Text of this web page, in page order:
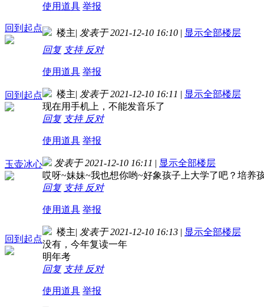
使用道具 举报
回到起点 楼主| 发表于 2021-12-10 16:10 | 显示全部楼层
回复 支持 反对
使用道具 举报
回到起点 楼主| 发表于 2021-12-10 16:11 | 显示全部楼层
现在用手机上，不能发音乐了
回复 支持 反对
使用道具 举报
玉壶冰心 发表于 2021-12-10 16:11 | 显示全部楼层
哎呀~妹妹~我也想你哟~好象孩子上大学了吧？培养
回复 支持 反对
使用道具 举报
回到起点
楼主| 发表于 2021-12-10 16:13 | 显示全部楼层
没有，今年复读一年
明年考
回复 支持 反对
使用道具 举报